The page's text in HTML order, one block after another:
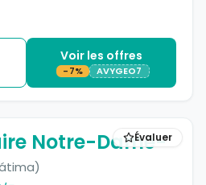
Voir les offres
-7% AVYGEO7
Évaluer
Notre-Dame-